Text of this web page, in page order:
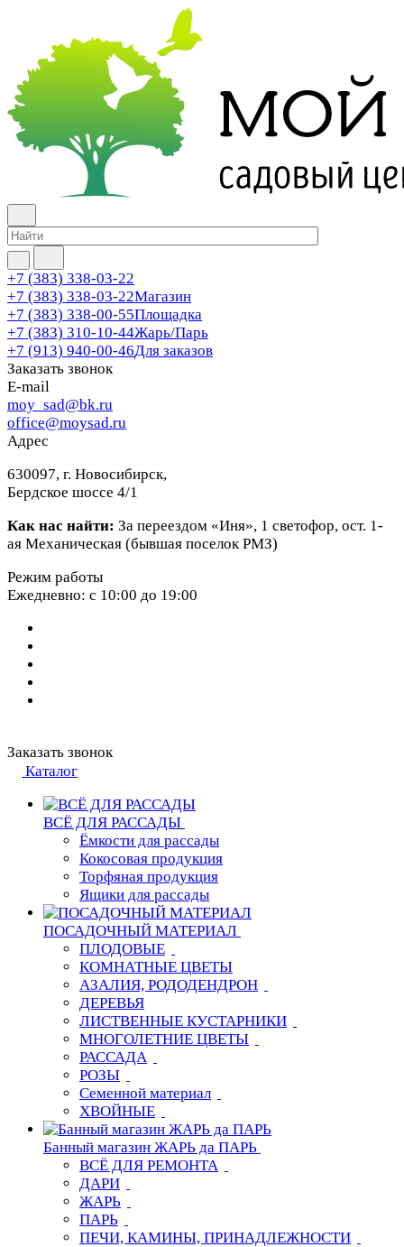
+7 (383) 338-03-22
+7 (383) 338-03-22Магазин
+7 (383) 338-00-55Площадка
+7 (383) 310-10-44Жарь/Парь
+7 (913) 940-00-46Для заказов
Заказать звонок
E-mail
moy_sad@bk.ru
office@moysad.ru
Адрес
630097, г. Новосибирск,
Бердское шоссе 4/1
Как нас найти: За переездом «Иня», 1 светофор, ост. 1-
ая Механическая (бывшая поселок РМЗ)
Режим работы
Ежедневно: с 10:00 до 19:00
Заказать звонок
Каталог
ВСЁ ДЛЯ РАССАДЫ
Ёмкости для рассады
Кокосовая продукция
Торфяная продукция
Ящики для рассады
ПОСАДОЧНЫЙ МАТЕРИАЛ
ПЛОДОВЫЕ
КОМНАТНЫЕ ЦВЕТЫ
АЗАЛИЯ, РОДОДЕНДРОН
ДЕРЕВЬЯ
ЛИСТВЕННЫЕ КУСТАРНИКИ
МНОГОЛЕТНИЕ ЦВЕТЫ
РАССАДА
РОЗЫ
Семенной материал
ХВОЙНЫЕ
Банный магазин ЖАРЬ да ПАРЬ
ВСЁ ДЛЯ РЕМОНТА
ДАРИ
ЖАРЬ
ПАРЬ
ПЕЧИ, КАМИНЫ, ПРИНАДЛЕЖНОСТИ